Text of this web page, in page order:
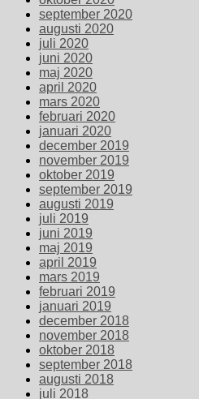
september 2020
augusti 2020
juli 2020
juni 2020
maj 2020
april 2020
mars 2020
februari 2020
januari 2020
december 2019
november 2019
oktober 2019
september 2019
augusti 2019
juli 2019
juni 2019
maj 2019
april 2019
mars 2019
februari 2019
januari 2019
december 2018
november 2018
oktober 2018
september 2018
augusti 2018
juli 2018